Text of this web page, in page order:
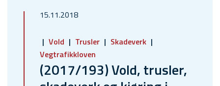
15.11.2018
Vold Trusler
Skadeverk
Vegtrafikkloven
(2017/193) Vold, trusler,